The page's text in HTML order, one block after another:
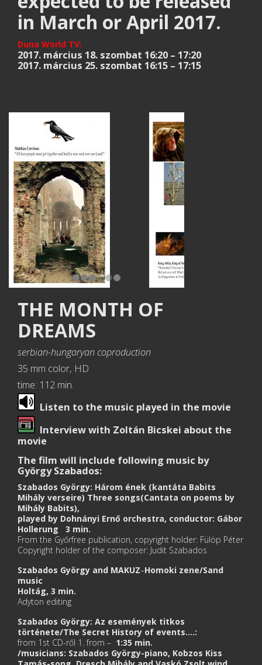
in March or April 2017.
Duna World TV:
2017. március 18. szombat 16:20 – 17:20
2017. március 25. szombat 16:15 – 17:15
THE MONTH OF
DREAMS
serbian-hungaryan coproduction
35 mm color, HD
time: 112 min.
Listen to the music played in the movie
Interview with Zoltán Bicskei about the
movie
The film will include following music by
György Szabados:
Szabados György: Három ének (kantáta Babits
Mihály verseire) Three songs(Cantata on poems by
Mihály Babits),
played by Dohnányi Ernő orchestra, conductor: Gábor
Hollerung 3 min.
From the Győrfree publication, copyright holder: Fülöp Péter
Copyright holder of the composer: Judit Szabados
Szabados György and MAKUZ–Homoki zene/Sand
music
Holtág, 3 min.
Adyton editing
Szabados György: Az események titkos
története/The Secret History of events….:
from 1st CD-ről 1. from – 1:35 min.
/musicians: Szabados György-piano, Kobzos Kiss